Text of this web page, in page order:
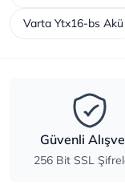
Varta Ytx16-bs Akü
Güvenli
256 Bit SSL